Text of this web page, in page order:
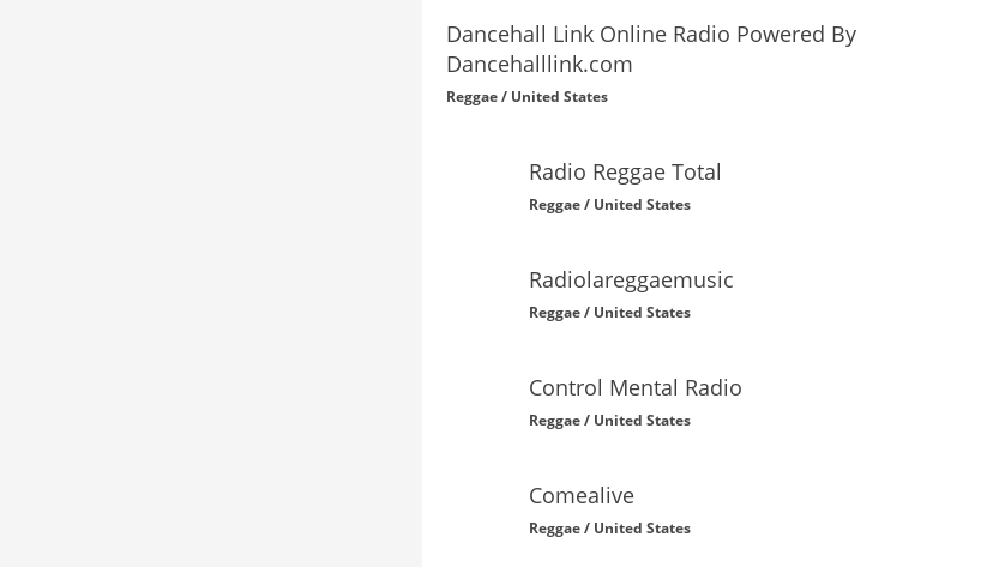
Dancehall Link Online Radio Powered By
Dancehalllink.com
Reggae / United States
Radio Reggae Total
Reggae / United States
Radiolareggaemusic
Reggae / United States
Control Mental Radio
Reggae / United States
Comealive
Reggae / United States